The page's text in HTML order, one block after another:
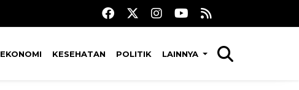
EKONOMI KESEHATAN POLITIK LAINNYA